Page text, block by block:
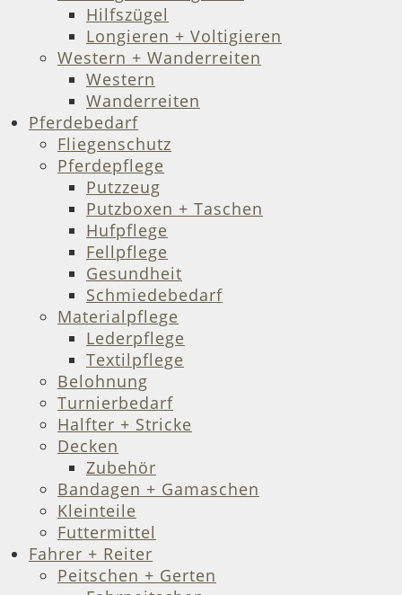
Hilfszügel
Longieren + Voltigieren
Western + Wanderreiten
Western
Wanderreiten
Pferdebedarf
Fliegenschutz
Pferdepflege
Putzzeug
Putzboxen + Taschen
Hufpflege
Fellpflege
Gesundheit
Schmiedebedarf
Materialpflege
Lederpflege
Textilpflege
Belohnung
Turnierbedarf
Halfter + Stricke
Decken
Zubehör
Bandagen + Gamaschen
Kleinteile
Futtermittel
Fahrer + Reiter
Peitschen + Gerten